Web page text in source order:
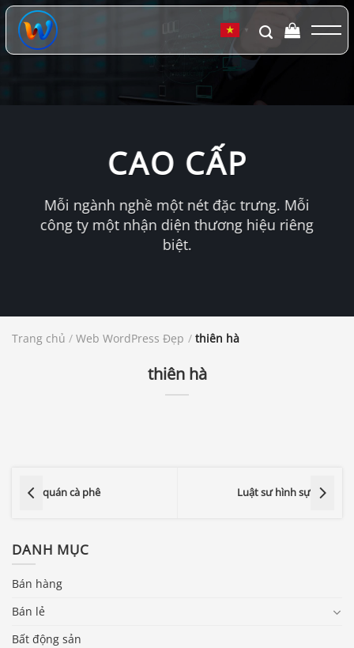
Chuyển
đến
dung
▼
CAO CẤP
Mỗi ngành nghề một nét đặc trưng. Mỗi
công ty một nhận diện thương hiệu riêng
biệt.
Trang chủ / Web WordPress Đẹp / thiên hà
thiên hà
quán cà phê Luật sư hình sự
DANH MỤC
Bán hàng
Bán lẻ
Bất động sản